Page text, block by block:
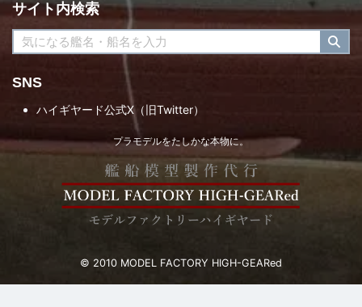
サイト内検索
SNS
ハイギヤード公式X（旧Twitter）
プラモデルをたしかな本物に。
© 2010 MODEL FACTORY HIGH-GEARed